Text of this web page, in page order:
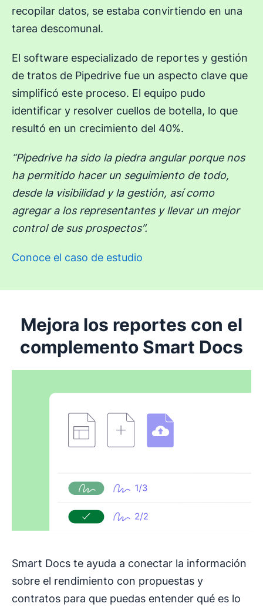
recopilar datos, se estaba convirtiendo en una
tarea descomunal.
El software especializado de reportes y gestión
de tratos de Pipedrive fue un aspecto clave que
simplificó este proceso. El equipo pudo
identificar y resolver cuellos de botella, lo que
resultó en un crecimiento del 40%.
“Pipedrive ha sido la piedra angular porque nos
ha permitido hacer un seguimiento de todo,
desde la visibilidad y la gestión, así como
agregar a los representantes y llevar un mejor
control de sus prospectos”.
Conoce el caso de estudio
Mejora los reportes con el
complemento Smart Docs
Smart Docs te ayuda a conectar la información
sobre el rendimiento con propuestas y
contratos para que puedas entender qué es lo